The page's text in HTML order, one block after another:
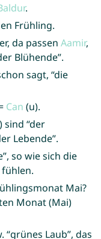
.
Frühling.
da passen Aamir,
Blühende”.
sagt, “die
Can (u).
sind “der
Lebende”.
so wie sich die
Mai?
Monat (Mai)
“grünes Laub”, das